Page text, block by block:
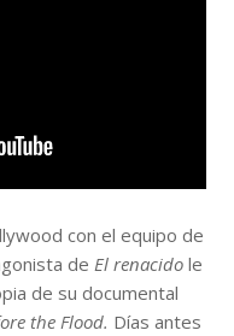
con el equipo de
deEl renacido le
de su documental
the Flood. Días antes